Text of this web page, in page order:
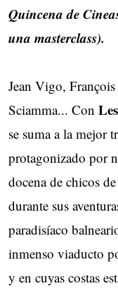
Quincena de
una masterclass).
Jean Vigo,
Sciamma... Con
se suma a la mejor
protagonizado por
docena de chicos
durante sus
paradisíaco
inmenso viaducto
y en cuyas costas